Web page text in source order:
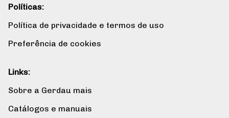
Políticas:
Política de privacidade e termos de uso
Preferência de cookies
Links:
Sobre a Gerdau mais
Catálogos e manuais